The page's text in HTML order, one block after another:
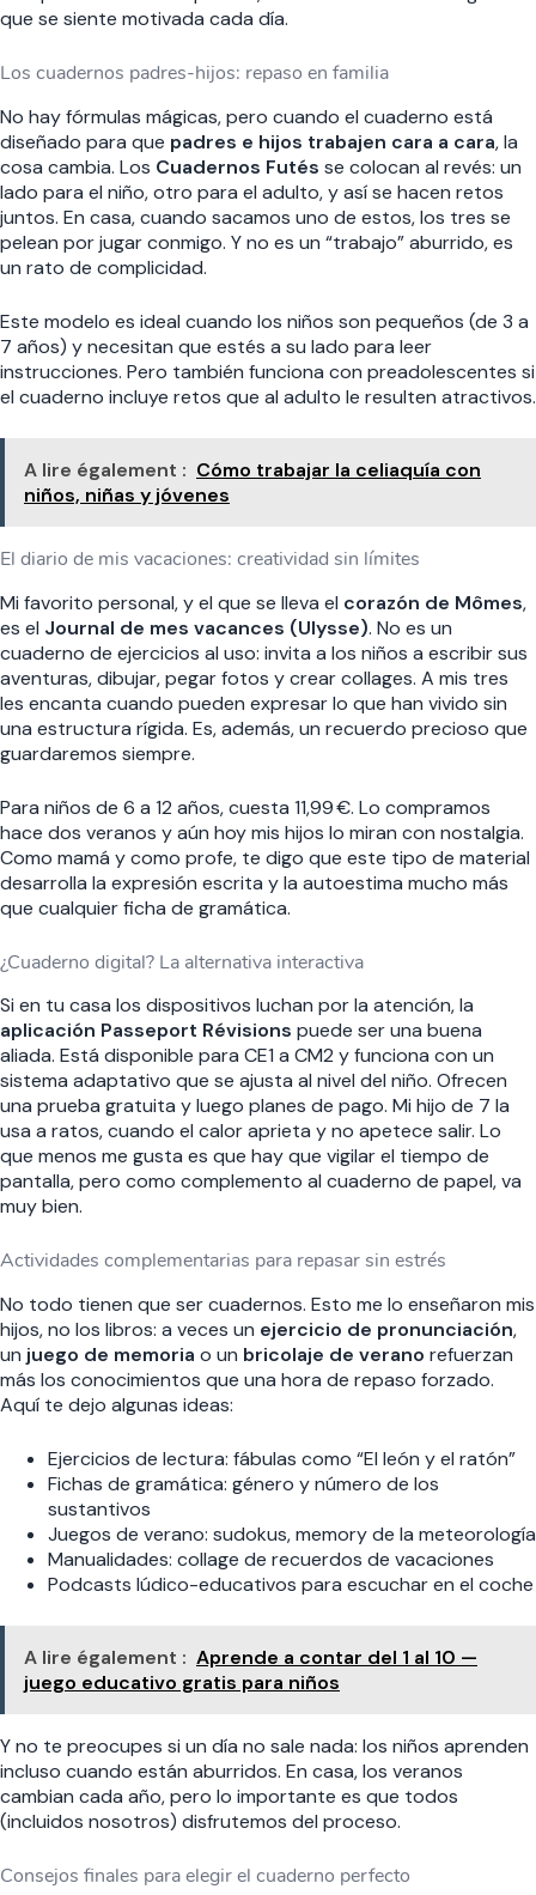
que se siente motivada cada día.
Los cuadernos padres-hijos: repaso en familia
No hay fórmulas mágicas, pero cuando el cuaderno está
diseñado para que padres e hijos trabajen cara a cara, la
cosa cambia. Los Cuadernos Futés se colocan al revés: un
lado para el niño, otro para el adulto, y así se hacen retos
juntos. En casa, cuando sacamos uno de estos, los tres se
pelean por jugar conmigo. Y no es un “trabajo” aburrido, es
un rato de complicidad.
Este modelo es ideal cuando los niños son pequeños (de 3 a
7 años) y necesitan que estés a su lado para leer
instrucciones. Pero también funciona con preadolescentes si
el cuaderno incluye retos que al adulto le resulten atractivos.
A lire également : Cómo trabajar la celiaquía con
niños, niñas y jóvenes
El diario de mis vacaciones: creatividad sin límites
Mi favorito personal, y el que se lleva el corazón de Mômes,
es el Journal de mes vacances (Ulysse). No es un
cuaderno de ejercicios al uso: invita a los niños a escribir sus
aventuras, dibujar, pegar fotos y crear collages. A mis tres
les encanta cuando pueden expresar lo que han vivido sin
una estructura rígida. Es, además, un recuerdo precioso que
guardaremos siempre.
Para niños de 6 a 12 años, cuesta 11,99 €. Lo compramos
hace dos veranos y aún hoy mis hijos lo miran con nostalgia.
Como mamá y como profe, te digo que este tipo de material
desarrolla la expresión escrita y la autoestima mucho más
que cualquier ficha de gramática.
¿Cuaderno digital? La alternativa interactiva
Si en tu casa los dispositivos luchan por la atención, la
aplicación Passeport Révisions puede ser una buena
aliada. Está disponible para CE1 a CM2 y funciona con un
sistema adaptativo que se ajusta al nivel del niño. Ofrecen
una prueba gratuita y luego planes de pago. Mi hijo de 7 la
usa a ratos, cuando el calor aprieta y no apetece salir. Lo
que menos me gusta es que hay que vigilar el tiempo de
pantalla, pero como complemento al cuaderno de papel, va
muy bien.
Actividades complementarias para repasar sin estrés
No todo tienen que ser cuadernos. Esto me lo enseñaron mis
hijos, no los libros: a veces un ejercicio de pronunciación,
un juego de memoria o un bricolaje de verano refuerzan
más los conocimientos que una hora de repaso forzado.
Aquí te dejo algunas ideas:
Ejercicios de lectura: fábulas como “El león y el ratón”
Fichas de gramática: género y número de los
sustantivos
Juegos de verano: sudokus, memory de la meteorología
Manualidades: collage de recuerdos de vacaciones
Podcasts lúdico-educativos para escuchar en el coche
A lire également : Aprende a contar del 1 al 10 —
juego educativo gratis para niños
Y no te preocupes si un día no sale nada: los niños aprenden
incluso cuando están aburridos. En casa, los veranos
cambian cada año, pero lo importante es que todos
(incluidos nosotros) disfrutemos del proceso.
Consejos finales para elegir el cuaderno perfecto